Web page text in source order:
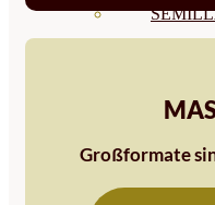
Großformate